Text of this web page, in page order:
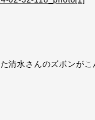
清水さんのズボンがこ